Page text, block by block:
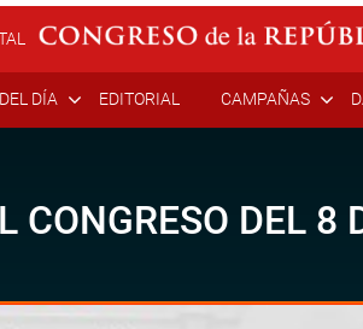
DÍA EDITORIAL CAMPAÑAS
CONGRESO DEL 8